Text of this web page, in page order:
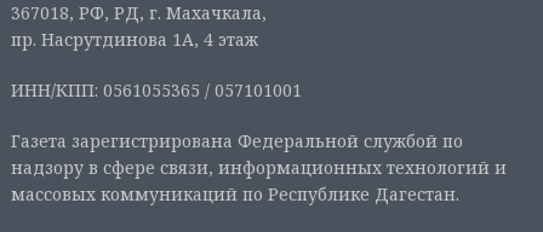
367018, РФ, РД, г. Махачкала,
пр. Насрутдинова 1А, 4 этаж
ИНН/КПП: 0561055365 / 057101001
Газета зарегистрирована Федеральной службой по
надзору в сфере связи, информационных технологий и
массовых коммуникаций по Республике Дагестан.